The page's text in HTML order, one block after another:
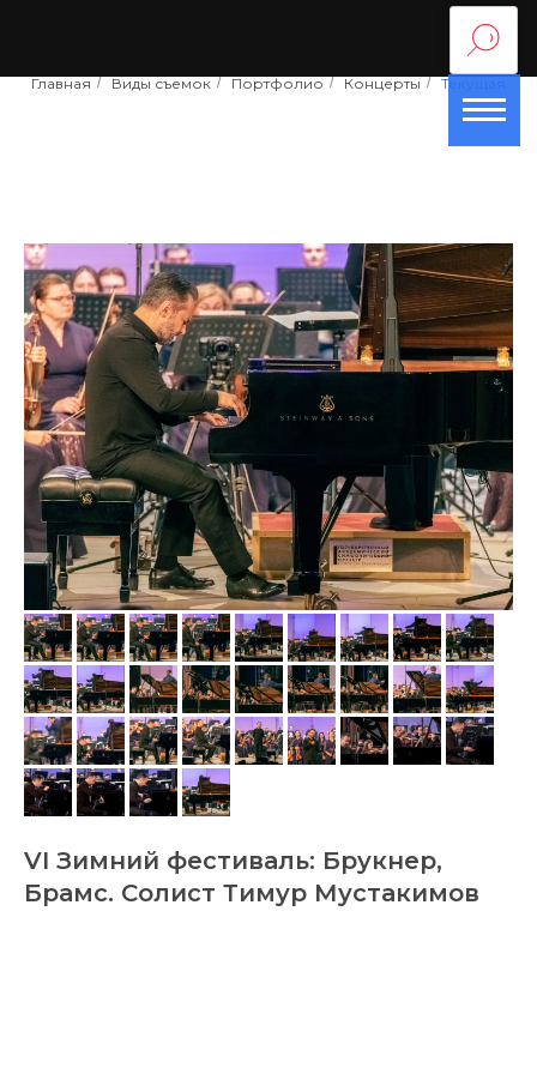
Главная / Виды съемок / Портфолио / Концерты / Текущая
VI Зимний фестиваль: Брукнер,
Брамс. Солист Тимур Мустакимов